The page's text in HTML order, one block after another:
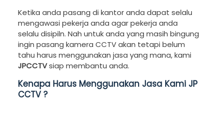
Ketika anda pasang di kantor anda dapat selalu
mengawasi pekerja anda agar pekerja anda
selalu disipiln. Nah untuk anda yang masih bingung
ingin pasang kamera CCTV akan tetapi belum
tahu harus menggunakan jasa yang mana, kami
JPCCTVsiap membantu anda.
Kenapa Harus Menggunakan Jasa Kami JP
CCTV ?